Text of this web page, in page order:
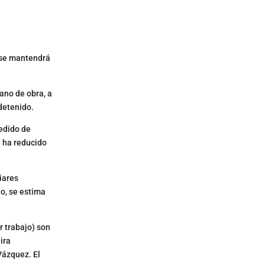
mantendrá
de obra, a
de
ha reducido
se estima
trabajo) son
El